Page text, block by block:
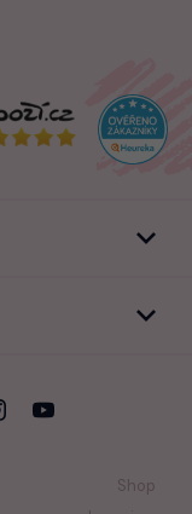
Shop